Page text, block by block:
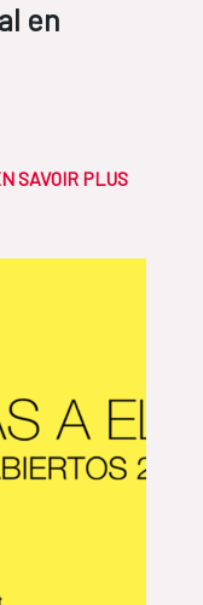
en
SAVOIR PLUS